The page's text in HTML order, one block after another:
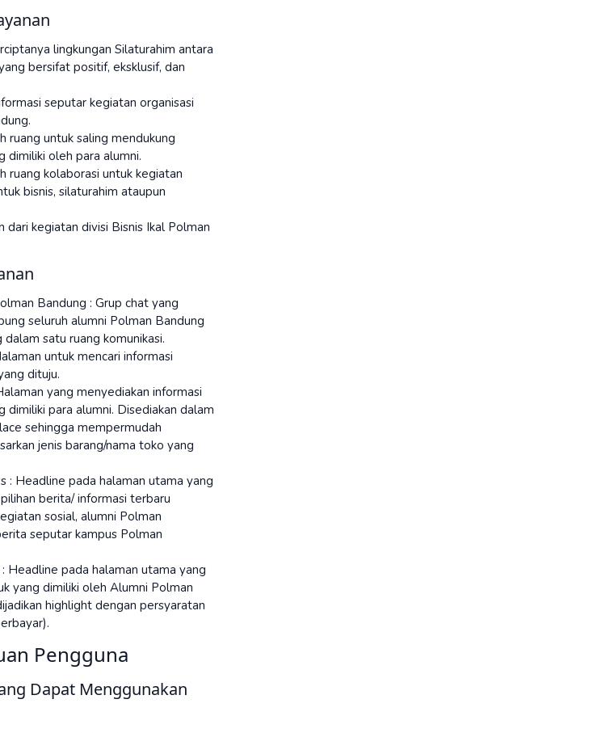
lingkungan Silaturahim antara
bersifat positif, eksklusif, dan
seputar kegiatan organisasi
ruang untuk saling mendukung
dimiliki oleh para alumni.
ruang kolaborasi untuk kegiatan
bisnis, silaturahim ataupun
dari kegiatan divisi Bisnis Ikal Polman
Bandung : Grup chat yang
seluruh alumni Polman Bandung
satu ruang komunikasi.
untuk mencari informasi
dituju.
yang menyediakan informasi
dimiliki para alumni. Disediakan dalam
sehingga mempermudah
jenis barang/nama toko yang
: Headline pada halaman utama yang
berita/ informasi terbaru
sosial, alumni Polman
seputar kampus Polman
Headline pada halaman utama yang
yang dimiliki oleh Alumni Polman
highlight dengan persyaratan
Pengguna
Dapat Menggunakan